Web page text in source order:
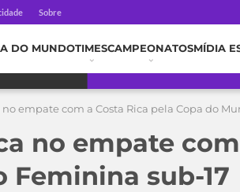
Sobre
DO MUNDOTIMESCAMPEONATOSMÍDIA
no empate com a Costa Rica pela Copa do
no empate
Feminina sub-17